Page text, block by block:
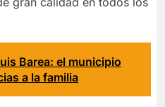
Barea: el municipio
a la familia